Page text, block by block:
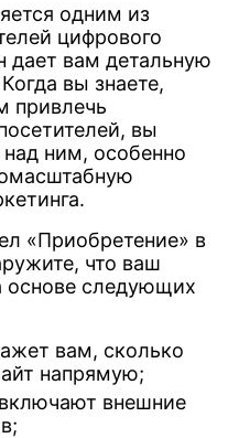
одним из
цифрового
дает вам детальную
вы знаете,
привлечь
вы
ним, особенно
«Приобретение» в
что ваш
основе следующих
вам, сколько
напрямую;
внешние